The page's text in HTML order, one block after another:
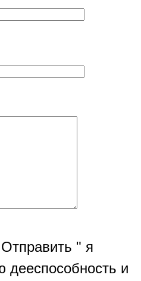
" я
дееспособность и